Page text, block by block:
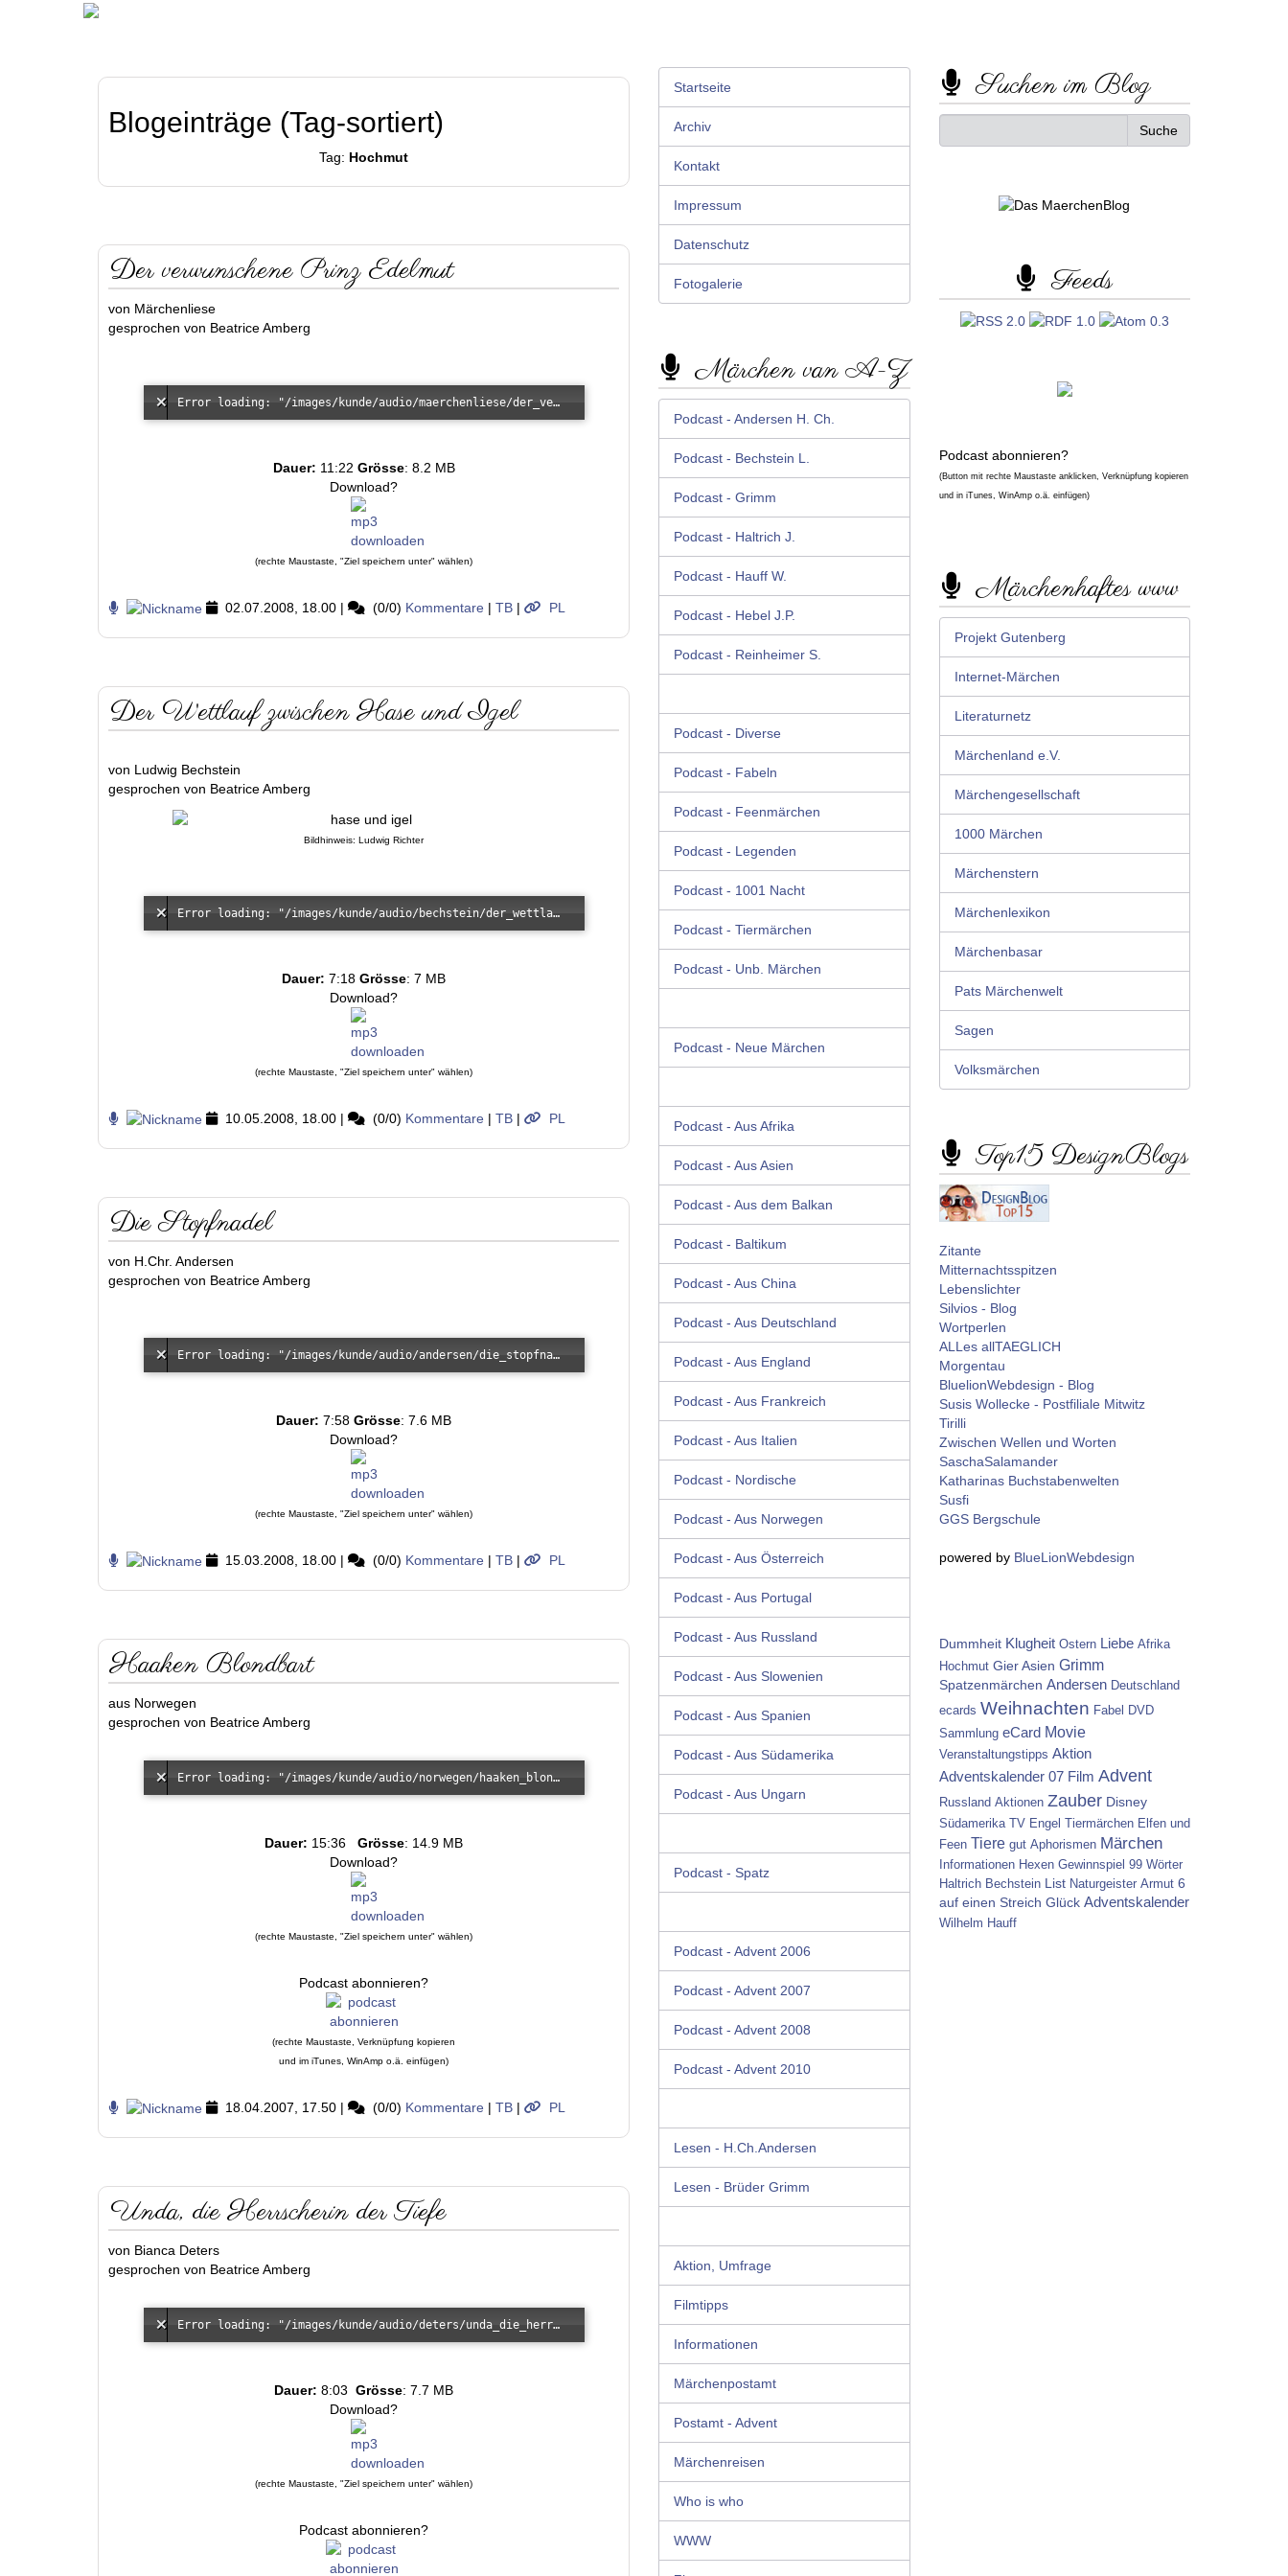
Blogeinträge (Tag-sortiert)
Tag: Hochmut
Der verwunschene Prinz Edelmut
von Märchenliese
gesprochen von Beatrice Amberg
Error loading: "/images/kunde/audio/maerchenliese/der_verwunschene_prinz_edelmut.mp3"
Dauer: 11:22 Grösse: 8.2 MB
Download?
(rechte Maustaste, "Ziel speichern unter" wählen)
02.07.2008, 18.00 | (0/0) Kommentare | TB | PL
Der Wettlauf zwischen Hase und Igel
von Ludwig Bechstein
gesprochen von Beatrice Amberg
Bildhinweis: Ludwig Richter
Error loading: "/images/kunde/audio/bechstein/der_wettlauf_zwischen_hase_und_igel.mp3"
Dauer: 7:18 Grösse: 7 MB
Download?
(rechte Maustaste, "Ziel speichern unter" wählen)
10.05.2008, 18.00 | (0/0) Kommentare | TB | PL
Die Stopfnadel
von H.Chr. Andersen
gesprochen von Beatrice Amberg
Error loading: "/images/kunde/audio/andersen/die_stopfnadel.mp3"
Dauer: 7:58 Grösse: 7.6 MB
Download?
(rechte Maustaste, "Ziel speichern unter" wählen)
15.03.2008, 18.00 | (0/0) Kommentare | TB | PL
Haaken Blondbart
aus Norwegen
gesprochen von Beatrice Amberg
Error loading: "/images/kunde/audio/norwegen/haaken_blondbart.mp3"
Dauer: 15:36 Grösse: 14.9 MB
Download?
(rechte Maustaste, "Ziel speichern unter" wählen)
Podcast abonnieren?
(rechte Maustaste, Verknüpfung kopieren
und im iTunes, WinAmp o.ä. einfügen)
18.04.2007, 17.50 | (0/0) Kommentare | TB | PL
Unda, die Herrscherin der Tiefe
von Bianca Deters
gesprochen von Beatrice Amberg
Error loading: "/images/kunde/audio/deters/unda_die_herrscherin_der_tiefe.mp3"
Dauer: 8:03 Grösse: 7.7 MB
Download?
(rechte Maustaste, "Ziel speichern unter" wählen)
Podcast abonnieren?
Startseite
Archiv
Kontakt
Impressum
Datenschutz
Fotogalerie
Märchen van A-Z
Podcast - Andersen H. Ch.
Podcast - Bechstein L.
Podcast - Grimm
Podcast - Haltrich J.
Podcast - Hauff W.
Podcast - Hebel J.P.
Podcast - Reinheimer S.
Podcast - Diverse
Podcast - Fabeln
Podcast - Feenmärchen
Podcast - Legenden
Podcast - 1001 Nacht
Podcast - Tiermärchen
Podcast - Unb. Märchen
Podcast - Neue Märchen
Podcast - Aus Afrika
Podcast - Aus Asien
Podcast - Aus dem Balkan
Podcast - Baltikum
Podcast - Aus China
Podcast - Aus Deutschland
Podcast - Aus England
Podcast - Aus Frankreich
Podcast - Aus Italien
Podcast - Nordische
Podcast - Aus Norwegen
Podcast - Aus Österreich
Podcast - Aus Portugal
Podcast - Aus Russland
Podcast - Aus Slowenien
Podcast - Aus Spanien
Podcast - Aus Südamerika
Podcast - Aus Ungarn
Podcast - Spatz
Podcast - Advent 2006
Podcast - Advent 2007
Podcast - Advent 2008
Podcast - Advent 2010
Lesen - H.Ch.Andersen
Lesen - Brüder Grimm
Aktion, Umfrage
Filmtipps
Informationen
Märchenpostamt
Postamt - Advent
Märchenreisen
Who is who
WWW
Suchen im Blog
Feeds
Podcast abonnieren?
(Button mit rechte Maustaste anklicken, Verknüpfung kopieren
und in iTunes, WinAmp o.ä. einfügen)
Märchenhaftes www
Projekt Gutenberg
Internet-Märchen
Literaturnetz
Märchenland e.V.
Märchengesellschaft
1000 Märchen
Märchenstern
Märchenlexikon
Märchenbasar
Pats Märchenwelt
Sagen
Volksmärchen
Top15 DesignBlogs
Zitante
Mitternachtsspitzen
Lebenslichter
Silvios - Blog
Wortperlen
ALLes allTAEGLICH
Morgentau
BluelionWebdesign - Blog
Susis Wollecke - Postfiliale Mitwitz
Tirilli
Zwischen Wellen und Worten
SaschaSalamander
Katharinas Buchstabenwelten
Susfi
GGS Bergschule
powered by BlueLionWebdesign
Dummheit Klugheit Ostern Liebe Afrika
Hochmut Gier Asien Grimm
Spatzenmärchen Andersen Deutschland
ecards Weihnachten Fabel DVD
Sammlung eCard Movie
Veranstaltungstipps Aktion
Adventskalender 07 Film Advent
Russland Aktionen Zauber Disney
Südamerika TV Engel Tiermärchen Elfen und
Feen Tiere gut Aphorismen Märchen
Informationen Hexen Gewinnspiel 99 Wörter
Haltrich Bechstein List Naturgeister Armut 6
auf einen Streich Glück Adventskalender
Wilhelm Hauff